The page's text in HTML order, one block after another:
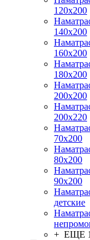
120х200
140х200
160х200
180х200
200х200
200х220
70х200
80х200
90х200
детские
+ ЕЩЕ 1